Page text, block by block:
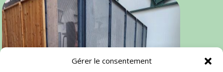
Gérer le consentement